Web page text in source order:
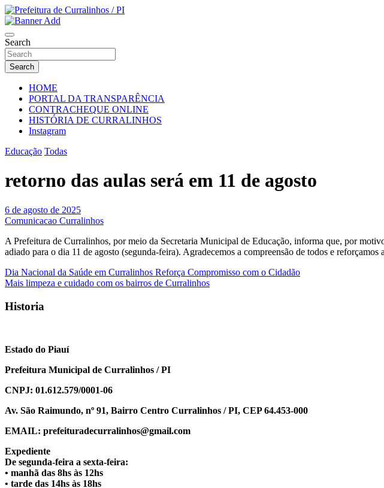
Skip
to
content
Prefeitura de Curralinhos / PI
Search
Search
HOME
PORTAL DA TRANSPARÊNCIA
CONTRACHEQUE ONLINE
HISTÓRIA DE CURRALINHOS
Instagram
Educação Todas
retorno das aulas será em 11 de agosto
6 de agosto de 2025
Comunicacao Curralinhos
A Prefeitura de Curralinhos, por meio da Secretaria Municipal de Educação, informa que, por
adiado para o dia 11 de agosto (segunda-feira). Agradecemos a compreensão de todos e
Navegação
de
Post
Dia Nacional da Saúde em Curralinhos Reforça Compromisso com o Cidadão
Mais limpeza e cuidado com os bairros de Curralinhos
Historia
Estado do Piauí
Prefeitura Municipal de Curralinhos / PI
CNPJ: 01.612.579/0001-06
Av. São Raimundo, nº 91, Bairro Centro Curralinhos / PI, CEP 64.453-000
EMAIL: prefeituradecurralinhos@gmail.com
Expediente
De segunda-feira a sexta-feira:
• manhã das 8hs às 12hs
• tarde das 14hs às 18hs